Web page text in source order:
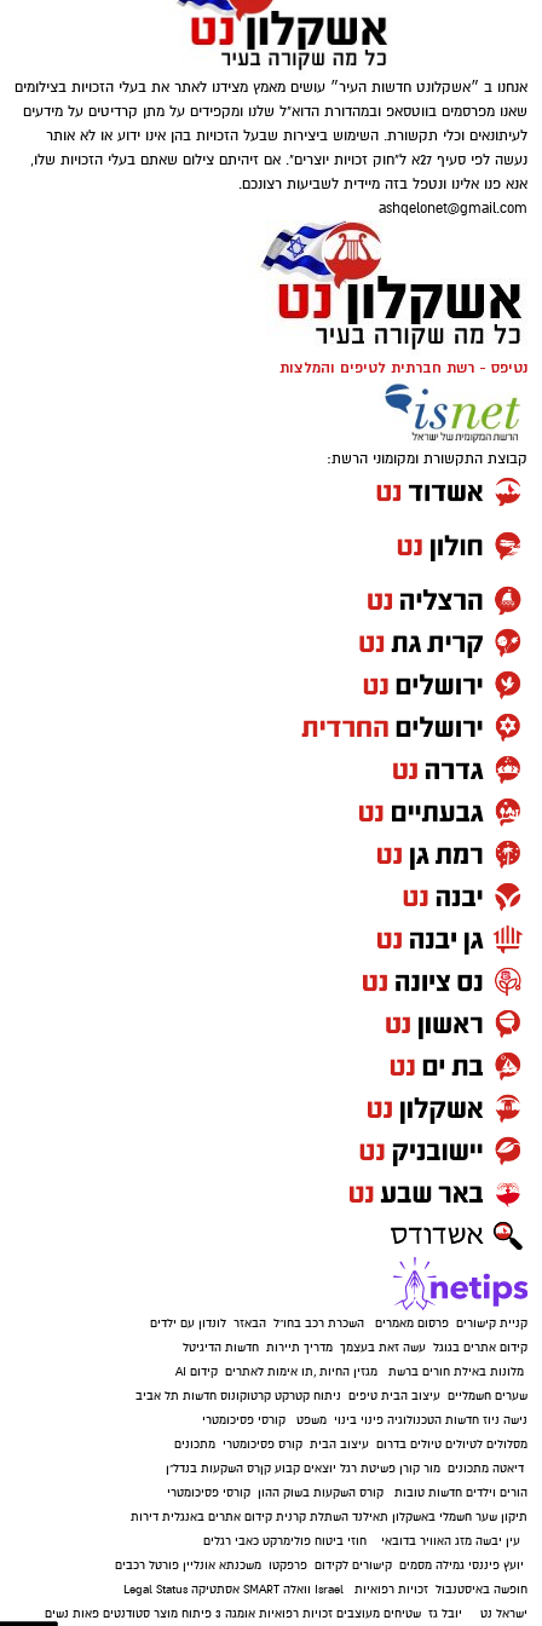
במסגרת הפעילות עוכבו לחקירה מפעילת המקום,
מחזיק המקום ושני משתתפים נוספים שנכחו
במקום. כלל המעורבים הועברו להמשך טיפול
וחקירה בתחנת המשטרה.
החקירה נמשכת.
סגן מפקד תחנת אשקלון, רפ"ק דורון ששון, מסר:
"תחנת אשקלון פועלת באופן נחוש ועקבי נגד
תופעת ההימורים הבלתי חוקיים, המהווה כר פורה
לפעילות עבריינית ופוגעת בסדר הציבורי. נמשיך
לבצע פעילות יזומה וממוקדת, לאתר מוקדים
הפועלים בניגוד לחוק ולפעול נגד המעורבים בהם,
במטרה לשמור על ביטחון הציבור ואיכות חייו".
מצ"ב תמונות.
קרדיט: דוברות המשטרה.
להורדת האפליקציה לחצו כאן
דוברות המשטרה
במסגרת פעילות יזומה של בלשי יחידת יל"פ
אשקלון נגד מחוללי פשיעה בעיר, זוהה רכב ובו
מספר חשודים. הבלשים ביצעו מעקב אחר הרכב,
ולאחר זמן קצר עצרו אותו לבדיקת יושביו.
במהלך החיפוש נתפס בתיק שנשא אחד החשודים
אקדח איירסופט, תחמושת תואמת, כיסוי פנים
וכפפות. בנוסף, בחיפוש שנערך ברכב אותרו
ונתפסו מצ'טה, סכין קומנדו, פטיש, אקדח טייזר
ומספר טלפונים ניידים.
לחייהם, נעצרו והועברו לחקירה בתחנת המשטרה.
הרכב נתפס והועבר להמשך טיפול במסגרת
החקירה.
סגן מפקד תחנת אשקלון, רפ"ק דורון ששון, מסר:
"שוטרי ובלשי תחנת אשקלון פועלים באופן יזום
ונחוש נגד מחוללי פשיעה וגורמים עברייניים, תוך
הסתמכות על מודיעין איכותי ופעילות מבצעית
ממוקדת. נמשיך לפעול לסיכול עבירות אלימות
ולהרחקת אמצעי תקיפה מהמרחב הציבורי, למען
ביטחון הציבור".
מצ"ב תמונה
קרדיט: דוברות המשטרה.
להורדת האפליקציה לחצו כאן
אנחנו ב ״אשקלונט חדשות העיר״ עושים מאמץ מצידנו לאתר את בעלי הזכויות בצילומים
שאנו מפרסמים בווטסאפ ובמהדורת הדוא"ל שלנו ומקפידים על מתן קרדיטים על מידעים
לעיתונאים וכלי תקשורת. השימוש ביצירות שבעל הזכויות בהן אינו ידוע או לא אותר
נעשה לפי סעיף 27א ל"חוק זכויות יוצרים". אם זיהיתם צילום שאתם בעלי הזכויות שלו,
אנא פנו אלינו ונטפל בזה מיידית לשביעות רצונכם.
ashqelonet@gmail.com
נטיפס - רשת חברתית לטיפים והמלצות
קבוצת התקשורת ומקומוני הרשת:
קניית קישורים פרסום מאמרים השכרת רכב בחו"ל הבאזר לונדון עם ילדים
קידום אתרים בגוגל עשה זאת בעצמך מדריך תיירות חדשות הדיגיטל
מלונות באילת חורים ברשת מגזין החיות ,תו אימות לאתרים קידום AI
שערים חשמליים עיצוב הבית טיפים ניתוח קטרקט קרטוקונוס חדשות תל אביב
נישה ניוז חדשות הטכנולוגיה פינוי בינוי משפט
קורסי פסיכומטרי
מסלולים לטיולים טיולים בדרום עיצוב הבית קורס פסיכומטרי מתכונים
דיאטה מתכונים מור קורן פשיטת רגל יוצאים קבוע קןרס השקעות בנדל"ן
הורים וילדים חדשות טובות קורס השקעות בשוק ההון קורסי פסיכומטרי
תיקון שער חשמלי באשקלון תאילנד השתלת קרנית קידום אתרים באנגלית דירות
עין יבשה מזג האוויר בדובאי חוזי ביטוח פולימרקט כאבי רגלים
יועץ פיננסי גמילה מסמים קישורים לקידום פרפקטו משכנתא אונליין פורטל רכבים
חופשה באיסטנבול זכויות רפואיות Israel וואלה SMART אסתטיקה Legal Status
ישראל נט
יובל גז שטיחים מעוצבים זכויות רפואיות אומגה 3 פיתוח מוצר סטודנטים פאות נשים